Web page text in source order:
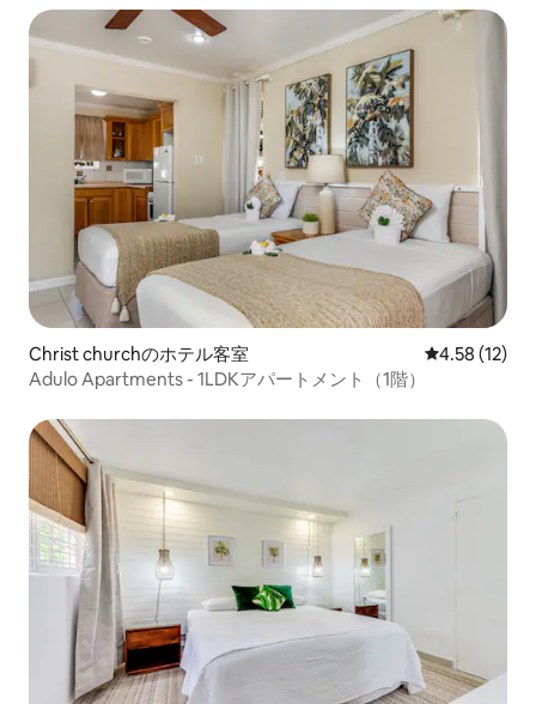
Christ churchのホテル客室 レビュー12
4.58 (12)
Adulo Apartments - 1LDKアパートメント（1階）